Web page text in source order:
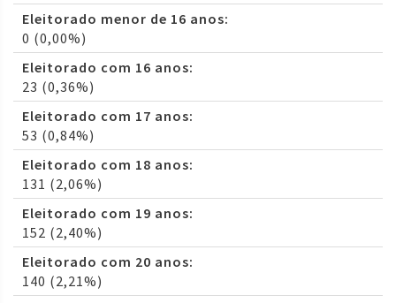
Eleitorado menor de 16 anos:
0 (0,00%)
Eleitorado com 16 anos:
23 (0,36%)
Eleitorado com 17 anos:
53 (0,84%)
Eleitorado com 18 anos:
131 (2,06%)
Eleitorado com 19 anos:
152 (2,40%)
Eleitorado com 20 anos:
140 (2,21%)